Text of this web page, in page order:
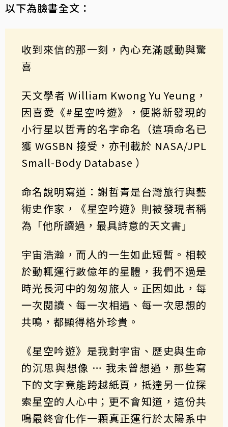
以下為臉書全文：
收到來信的那一刻，內心充滿感動與驚
喜
天文學者 William Kwong Yu Yeung，
因喜愛《#星空吟遊》，便將新發現的
小行星以哲青的名字命名（這項命名已
獲 WGSBN 接受，亦刊載於 NASA/JPL
Small-Body Database ）
命名說明寫道：謝哲青是台灣旅行與藝
術史作家，《星空吟遊》則被發現者稱
為「他所讀過，最具詩意的天文書」
宇宙浩瀚，而人的一生如此短暫。相較
於動輒運行數億年的星體，我們不過是
時光長河中的匆匆旅人。正因如此，每
一次閱讀、每一次相遇、每一次思想的
共鳴，都顯得格外珍貴。
《星空吟遊》是我對宇宙、歷史與生命
的沉思與想像 … 我未曾想過，那些寫
下的文字竟能跨越紙頁，抵達另一位探
索星空的人心中；更不會知道，這份共
鳴最終會化作一顆真正運行於太陽系中